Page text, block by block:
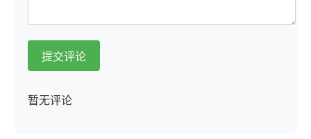
提交评论
暂无评论